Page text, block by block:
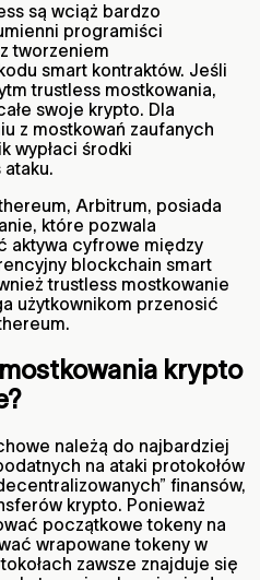
są wciąż bardzo
programiści
tworzeniem
smart kontraktów. Jeśli
trustless mostkowania,
swoje krypto. Dla
z mostkowań zaufanych
wypłaci środki
Arbitrum, posiada
które pozwala
aktywa cyfrowe między
blockchain smart
trustless mostkowanie
użytkownikom przenosić
krypto
należą do najbardziej
na ataki protokołów
finansów,
krypto. Ponieważ
początkowe tokeny na
wrapowane tokeny w
zawsze znajduje się